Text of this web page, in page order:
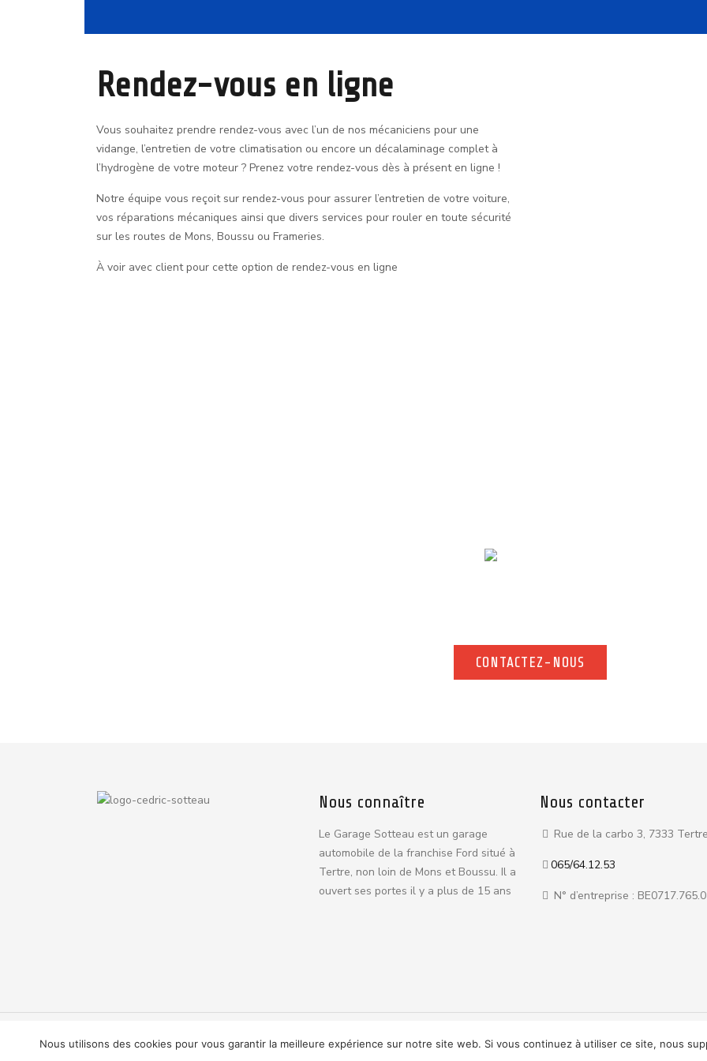
Rendez-vous en ligne
Vous souhaitez prendre rendez-vous avec l’un de nos mécaniciens pour une
vidange, l’entretien de votre climatisation ou encore un décalaminage complet à
l’hydrogène de votre moteur ? Prenez votre rendez-vous dès à présent en ligne !
Notre équipe vous reçoit sur rendez-vous pour assurer l’entretien de votre voiture,
vos réparations mécaniques ainsi que divers services pour rouler en toute sécurité
sur les routes de Mons, Boussu ou Frameries.
À voir avec client pour cette option de rendez-vous en ligne
CONTACTEZ-NOUS
CONTACTEZ-NOUS
Nous connaître
Le Garage Sotteau est un garage
automobile de la franchise Ford situé à
Tertre, non loin de Mons et Boussu. Il a
ouvert ses portes il y a plus de 15 ans
Nous contacter
Rue de la carbo 3, 7333
065/64.12.53
N° d’entreprise :
© 2024 Tous droits réservés. Powered by Webforce. Politique de confidentialité
Nous utilisons des cookies pour vous garantir la meilleure expérience sur notre site web. Si vous continuez à utiliser ce site, nous